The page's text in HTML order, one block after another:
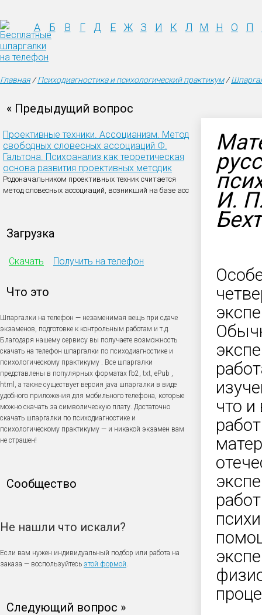
А Б В Г Д Е Ж З И К Л М Н О П
Главная/Психодиагностика и психологический практикум/
« Предыдущий вопрос
Проективные техники. Ассоцианизм. Метод
свободных словесных ассоциаций Ф.
Гальтона. Психоанализ как теоретическая
основа развития проективных методик
Родоначальником проективных техник считается
метод словесных ассоциаций, возникший на базе асс
Загрузка
Скачать Получить на телефон
Что это
Шпаргалки на телефон — незаменимая вещь при сдаче
экзаменов, подготовке к контрольным работам и т.д.
Благодаря нашему сервису вы получаете возможность
скачать на телефон шпаргалки по психодиагностике и
психологическому практикуму . Все шпаргалки
представлены в популярных форматах fb2, txt, ePub ,
html, а также существует версия java шпаргалки в виде
удобного приложения для мобильного телефона, которые
можно скачать за символическую плату. Достаточно
скачать шпаргалки по психодиагностике и
психологическому практикуму — и никакой экзамен вам
не страшен!
Сообщество
Не нашли что искали?
Если вам нужен индивидуальный подбор или работа на
заказа — воспользуйтесь этой формой.
Следующий вопрос »
И.
что